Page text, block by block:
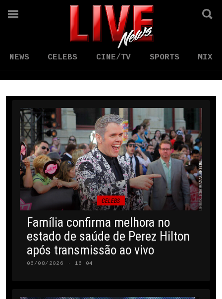
NEWS CELEBS CINE/TV SPORTS MIX
CELEBS
Família confirma melhora no
estado de saúde de Perez Hilton
após transmissão ao vivo
06/08/2026 · 16:04